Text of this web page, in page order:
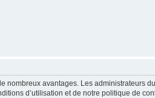
nombreux avantages. Les administrateurs
d’utilisation et de notre politique de